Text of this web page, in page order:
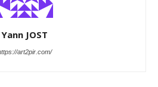
Yann JOST
art2pir.com/